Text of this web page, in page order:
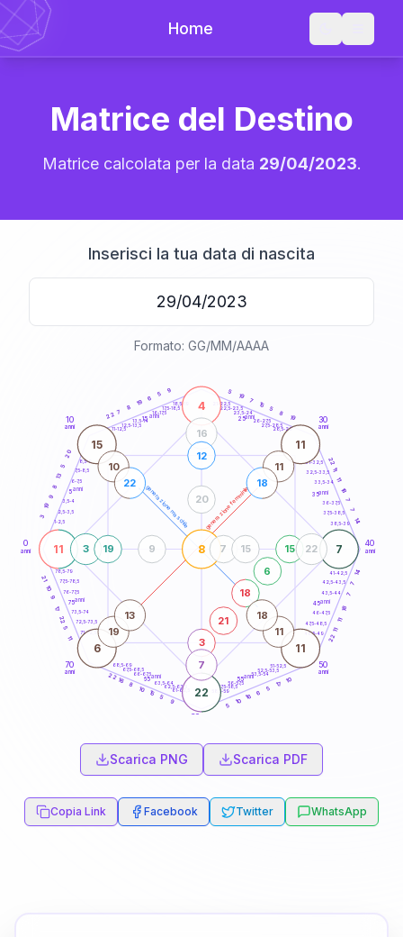
Home
Matrice del Destino
Matrice calcolata per la data 29/04/2023.
Inserisci la tua data di nascita
Formato: GG/MM/AAAA
generazione maschile generazione femminile
0
anni
10
anni
30
anni
40
anni
50
anni
60
70
anni
1-2,5
2,5-3,5
3,5-4
6-7,5
7,5-8,5
8,5-9
11-12,5
12,5-13,5
13,5-14
16-17,5
17,5-18,5
18,5-19
21-22,5
22,5-23,5
23,5-24
26-27,5
27,5-28,5
28,5-29
31-32,5
32,5-33,5
33,5-34
36-37,5
37,5-38,5
38,5-39
41-42,5
42,5-43,5
43,5-44
46-47,5
47,5-48,5
48,5-49
51-52,5
52,5-53,5
53,5-54
56-57,5
57,5-58,5
58,5-59
61-62,5
62,5-63,5
63,5-64
66-67,5
67,5-68,5
68,5-69
71-72,5
72,5-73,5
73,5-74
76-77,5
77,5-78,5
78,5-79
3
19
9
8
13
5
20
227
8
19
6
5
9 5
19 7
15
5
8
19
22
11
11
18
7
7
14
14
7
7
18
11
11
22
10
17
5
6
16
10
5
9
5
15
10
8
16
22
11
5
22
17
9
10
21
11
4
7
22
8
15 11
6 11
3
21
18
6
15
3
16
22
7
19
12
7 15
9
20
10
22
11
18
19
13
11
18
5anni
15 anni 25anni
35anni
45anni
55anni
65anni
75anni
Scarica PNG Scarica PDF
Copia Link Facebook Twitter WhatsApp